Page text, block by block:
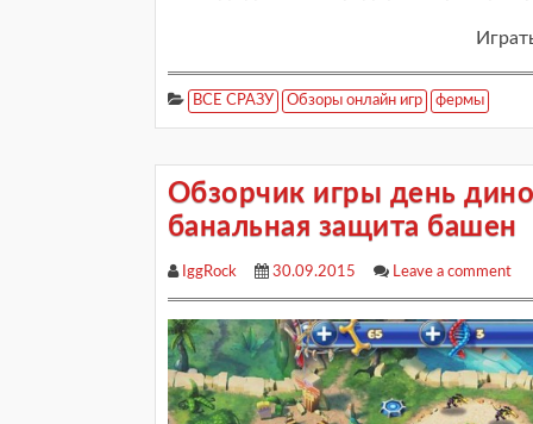
ВСЕ СРАЗУ Обзоры онлайн игр фермы
Обзорчик игры день
банальная защита башен
IggRock 30.09.2015 Leave a comment